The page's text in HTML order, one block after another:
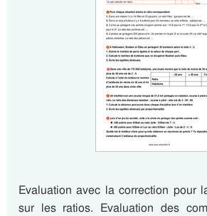
Evaluation avec la correction pour
sur les ratios. Evaluation des